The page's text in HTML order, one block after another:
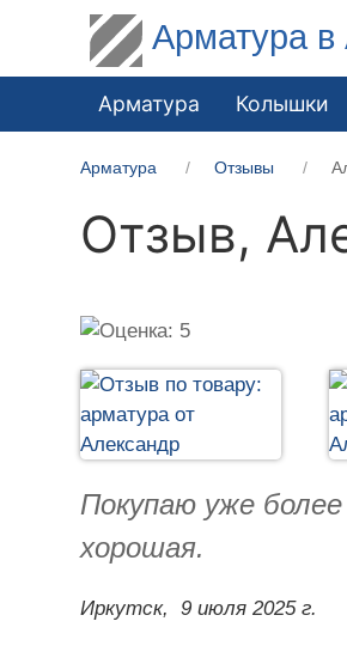
Арматура в
Арматура Колышки
Арматура Отзывы
Отзыв,
Покупаю уже
хорошая.
Иркутск, 9 июля 2025 г.